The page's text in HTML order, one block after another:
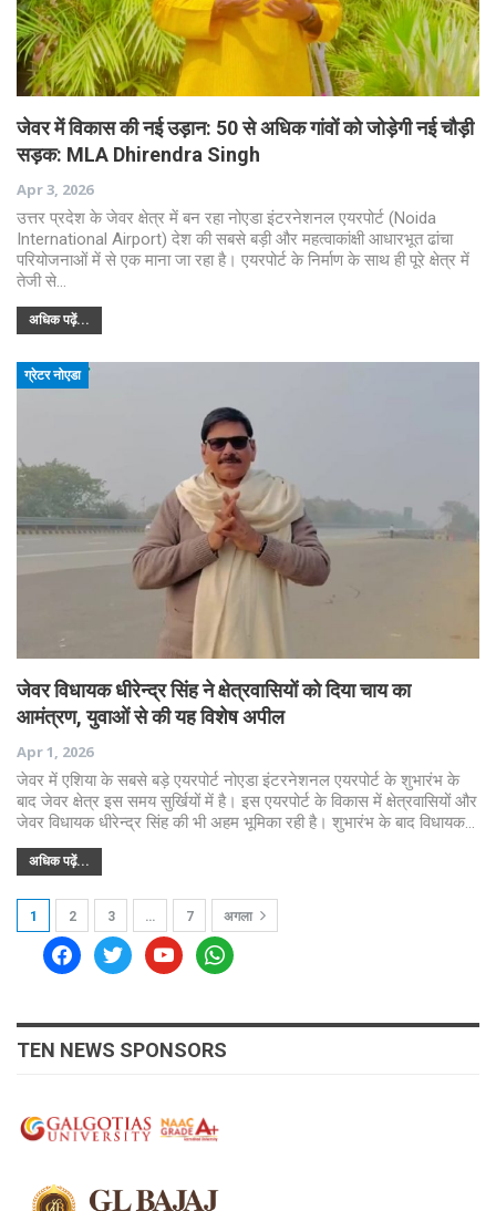
जेवर में विकास की नई उड़ान: 50 से अधिक गांवों को जोड़ेगी नई चौड़ी
सड़क: MLA Dhirendra Singh
Apr 3, 2026
उत्तर प्रदेश के जेवर क्षेत्र में बन रहा नोएडा इंटरनेशनल एयरपोर्ट (Noida
International Airport) देश की सबसे बड़ी और महत्वाकांक्षी आधारभूत ढांचा
परियोजनाओं में से एक माना जा रहा है। एयरपोर्ट के निर्माण के साथ ही पूरे क्षेत्र में
तेजी से…
अधिक पढ़ें...
ग्रेटर नोएडा
जेवर विधायक धीरेन्द्र सिंह ने क्षेत्रवासियों को दिया चाय का
आमंत्रण, युवाओं से की यह विशेष अपील
Apr 1, 2026
जेवर में एशिया के सबसे बड़े एयरपोर्ट नोएडा इंटरनेशनल एयरपोर्ट के शुभारंभ के
बाद जेवर क्षेत्र इस समय सुर्खियों में है। इस एयरपोर्ट के विकास में क्षेत्रवासियों और
जेवर विधायक धीरेन्द्र सिंह की भी अहम भूमिका रही है। शुभारंभ के बाद विधायक…
अधिक पढ़ें...
1 2 3 … 7 अगला
facebooktwitteryoutubewhatsapp
TEN NEWS SPONSORS